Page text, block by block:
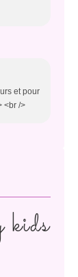
et pour
<br />
kids